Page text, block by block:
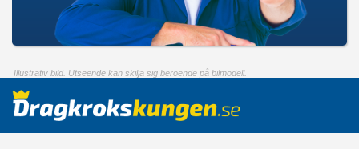
Illustrativ bild. Utseende kan skilja sig beroende på bilmodell.